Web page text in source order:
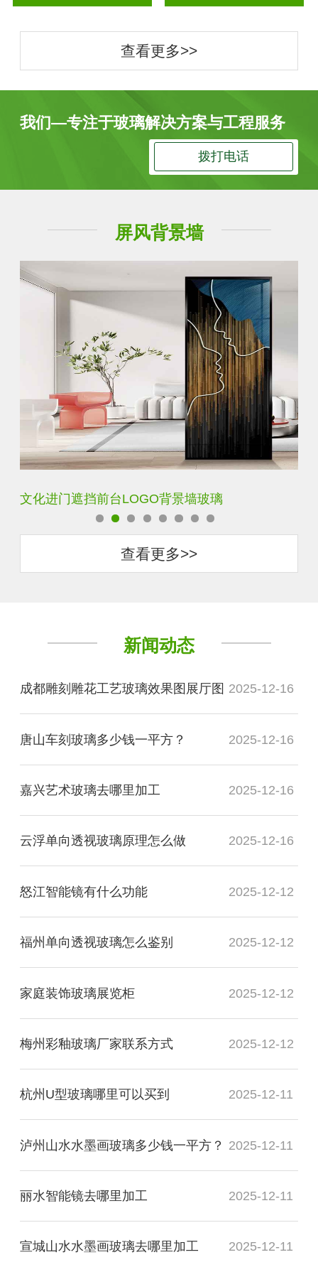
查看更多>>
我们—专注于玻璃解决方案与工程服务
拨打电话
屏风背景墙
文化进门遮挡前台LOGO背景墙玻璃
查看更多>>
新闻动态
成都雕刻雕花工艺玻璃效果图展厅图 2025-12-16
唐山车刻玻璃多少钱一平方？ 2025-12-16
嘉兴艺术玻璃去哪里加工 2025-12-16
云浮单向透视玻璃原理怎么做 2025-12-16
怒江智能镜有什么功能 2025-12-12
福州单向透视玻璃怎么鉴别 2025-12-12
家庭装饰玻璃展览柜 2025-12-12
梅州彩釉玻璃厂家联系方式 2025-12-12
杭州U型玻璃哪里可以买到 2025-12-11
泸州山水水墨画玻璃多少钱一平方？ 2025-12-11
丽水智能镜去哪里加工 2025-12-11
宣城山水水墨画玻璃去哪里加工 2025-12-11